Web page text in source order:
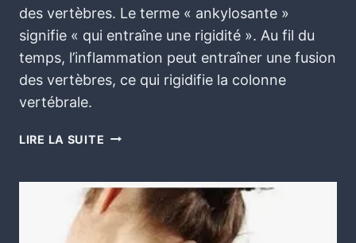
des vertèbres. Le terme « ankylosante »
signifie « qui entraîne une rigidité ». Au fil du
temps, l’inflammation peut entraîner une fusion
des vertèbres, ce qui rigidifie la colonne
vertébrale.
LIRE LA SUITE